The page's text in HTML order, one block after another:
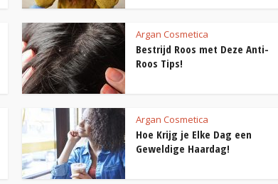
Argan Cosmetica
Bestrijd Roos met Deze Anti-
Roos Tips!
Argan Cosmetica
Hoe Krijg je Elke Dag een
Geweldige Haardag!